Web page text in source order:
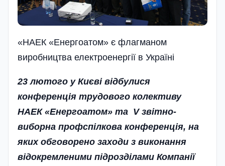
«НАЕК «Енергоатом» є флагманом
виробництва електроенергії в Україні
23 лютого у Києві відбулися
конференція трудового колективу
НАЕК «Енергоатом» та V звітно-
виборна профспілкова конференція, на
яких обговорено заходи з виконання
відокремленими підрозділами Компанії